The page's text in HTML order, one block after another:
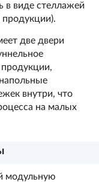
в виде стеллажей
продукции).
две двери
внутри, что
на малых
модульную